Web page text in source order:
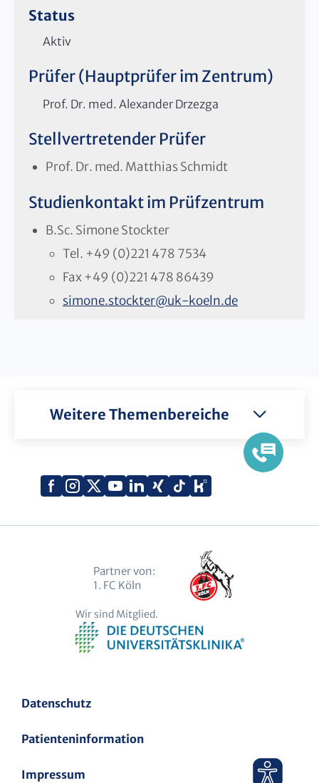
Status
Aktiv
Prüfer (Hauptprüfer im Zentrum)
Prof. Dr. med. Alexander Drzezga
Stellvertretender Prüfer
Prof. Dr. med. Matthias Schmidt
Studienkontakt im Prüfzentrum
B.Sc. Simone Stockter
Tel. +49 (0)221 478 7534
Fax +49 (0)221 478 86439
simone.stockter@uk-koeln.de
Weitere Themenbereiche
Facebook
Instagram
X
YouTube
LinkedIn
Xing TiktokKununu
Datenschutz
Patienteninformation
Impressum
Partner von:
1. FC Köln
Wir sind Mitglied.